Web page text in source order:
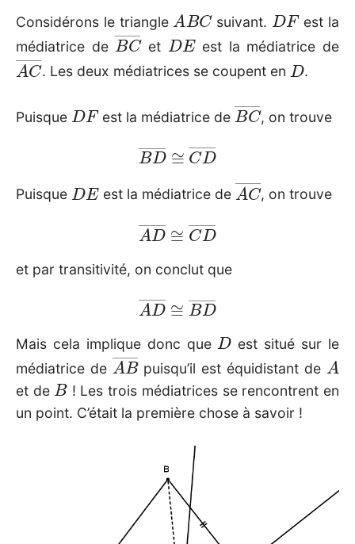
Considérons le triangle
A BC
suivant.
D F
est la
médiatrice de
BC―
et
DE
est la médiatrice de
AC―
. Les deux médiatrices se coupent en
D
.
Puisque
DF
est la médiatrice de
BC―
, on trouve
BD― CD―
Puisque
D E
est la médiatrice de
AC―
, on trouve
AD― CD―
et par transitivité, on conclut que
AD― BD―
Mais cela implique donc que
D
est situé sur le
médiatrice de
AB―
puisqu’il est équidistant de
A
et de
B
! Les trois médiatrices se rencontrent en
un point. C’était la première chose à savoir !